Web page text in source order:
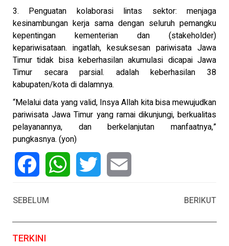
3. Penguatan kolaborasi lintas sektor: menjaga
kesinambungan kerja sama dengan seluruh pemangku
kepentingan kementerian dan (stakeholder)
kepariwisataan. ingatlah, kesuksesan pariwisata Jawa
Timur tidak bisa keberhasilan akumulasi dicapai Jawa
Timur secara parsial. adalah keberhasilan 38
kabupaten/kota di dalamnya.
“Melalui data yang valid, Insya Allah kita bisa mewujudkan
pariwisata Jawa Timur yang ramai dikunjungi, berkualitas
pelayanannya, dan berkelanjutan manfaatnya,”
pungkasnya. (yon)
SEBELUM
BERIKUT
TERKINI